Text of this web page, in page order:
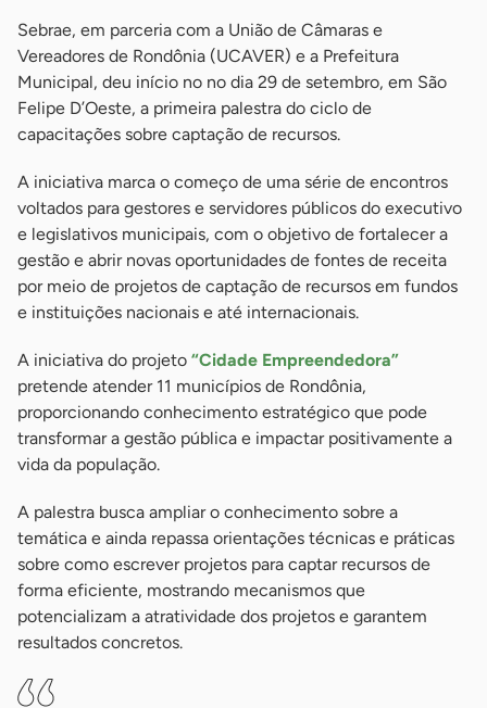
Sebrae, em parceria com a União de Câmaras e
Vereadores de Rondônia (UCAVER) e a Prefeitura
Municipal, deu início no no dia 29 de setembro, em São
Felipe D’Oeste, a primeira palestra do ciclo de
capacitações sobre captação de recursos.
A iniciativa marca o começo de uma série de encontros
voltados para gestores e servidores públicos do executivo
e legislativos municipais, com o objetivo de fortalecer a
gestão e abrir novas oportunidades de fontes de receita
por meio de projetos de captação de recursos em fundos
e instituições nacionais e até internacionais.
A iniciativa do projeto “Cidade Empreendedora”
pretende atender 11 municípios de Rondônia,
proporcionando conhecimento estratégico que pode
transformar a gestão pública e impactar positivamente a
vida da população.
A palestra busca ampliar o conhecimento sobre a
temática e ainda repassa orientações técnicas e práticas
sobre como escrever projetos para captar recursos de
forma eficiente, mostrando mecanismos que
potencializam a atratividade dos projetos e garantem
resultados concretos.